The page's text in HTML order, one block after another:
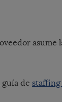
asume
de